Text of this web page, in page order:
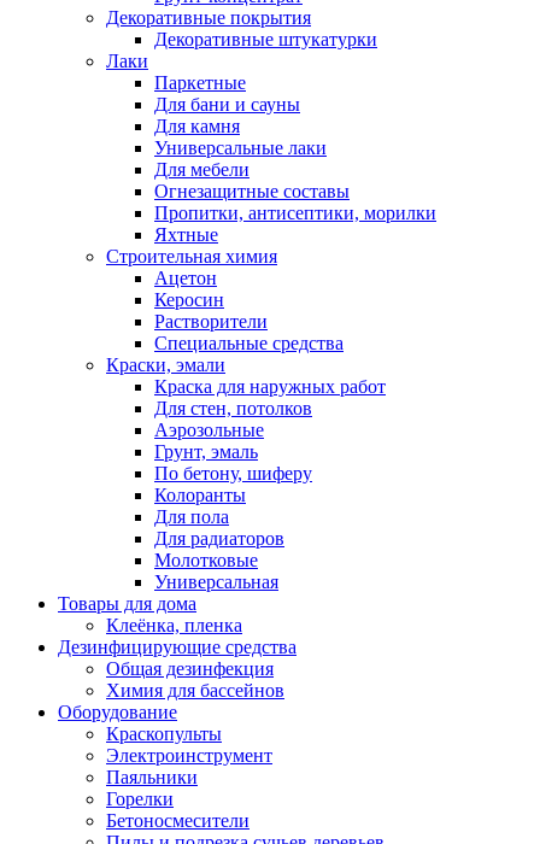
Декоративные покрытия
Декоративные штукатурки
Лаки
Паркетные
Для бани и сауны
Для камня
Универсальные лаки
Для мебели
Огнезащитные составы
Пропитки, антисептики, морилки
Яхтные
Строительная химия
Ацетон
Керосин
Растворители
Специальные средства
Краски, эмали
Краска для наружных работ
Для стен, потолков
Аэрозольные
Грунт, эмаль
По бетону, шиферу
Колоранты
Для пола
Для радиаторов
Молотковые
Универсальная
Товары для дома
Клеёнка, пленка
Дезинфицирующие средства
Общая дезинфекция
Химия для бассейнов
Оборудование
Краскопульты
Электроинструмент
Паяльники
Горелки
Бетоносмесители